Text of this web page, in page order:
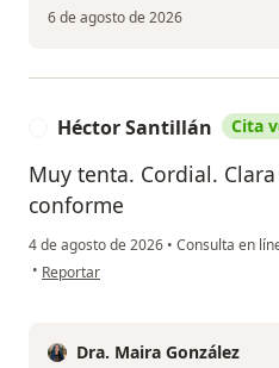
6 de agosto de 2026
Héctor Santillán Cita
Muy tenta. Cordial.
conforme
4 de agosto de 2026 • Consulta en
• en opinión del usuario Héctor
Reportar
Dra. Maira González